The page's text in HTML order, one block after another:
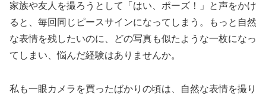
家族や友人を撮ろうとして「はい、ポーズ！」と声をかけ
ると、毎回同じピースサインになってしまう。もっと自然
な表情を残したいのに、どの写真も似たような一枚になっ
てしまい、悩んだ経験はありませんか。
私も一眼カメラを買ったばかりの頃は、自然な表情を撮り